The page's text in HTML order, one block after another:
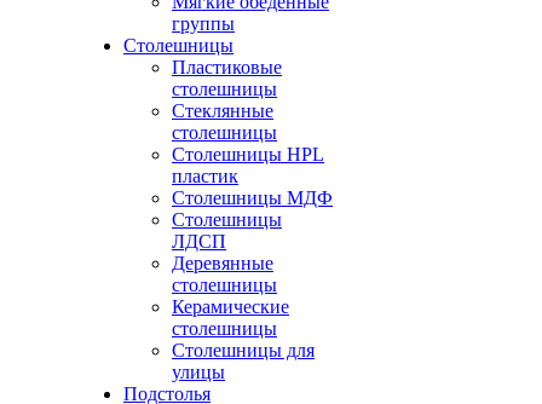
группы
Столешницы
Пластиковые
столешницы
Стеклянные
столешницы
Столешницы HPL
пластик
Столешницы МДФ
Столешницы
ЛДСП
Деревянные
столешницы
Керамические
столешницы
Столешницы для
улицы
Подстолья